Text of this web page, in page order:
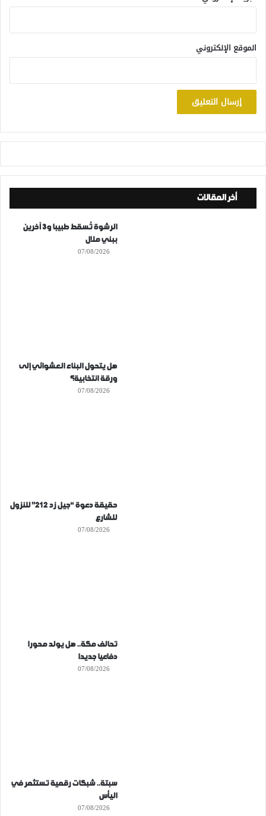
الموقع الإلكتروني
أخر المقالات
الرشوة تُسقط طبيبا و3 آخرين
ببني ملال
07/08/2026
هل يتحول البناء العشوائي إلى
ورقة انتخابية؟
07/08/2026
حقيقة دعوة “جيل زد 212” للنزول
للشارع
07/08/2026
تحالف مكة.. هل يولد محورا
دفاعيا جديدا
07/08/2026
سبتة.. شبكات رقمية تستثمر في
اليأس
07/08/2026